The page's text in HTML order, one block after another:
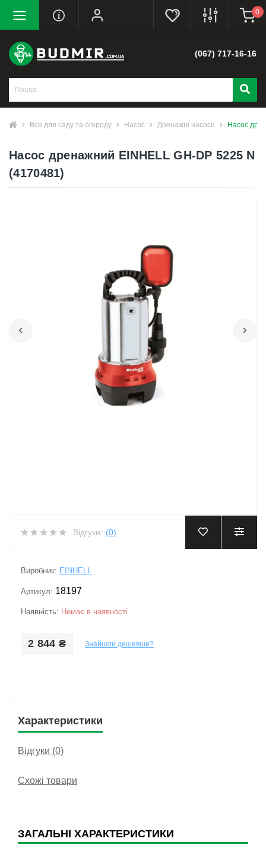
0
(067) 717-16-16
Все для саду та огороду Насос Дренажні насоси Насос
Насос дренажний EINHELL GH-DP 5225 N
(4170481)
‹ ›
Відгуки: (0)
Виробник: EINHELL
Артикул: 18197
Наявність: Немає в наявності
2 844 ₴ Знайшли дешевше?
Характеристики
Відгуки (0)
Схожі товари
ЗАГАЛЬНІ ХАРАКТЕРИСТИКИ